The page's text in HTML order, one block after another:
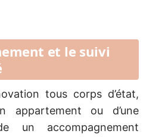
et le suivi
tous corps d’état,
appartement ou d’une
un accompagnement